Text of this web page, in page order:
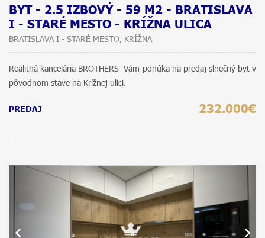
BYT - 2.5 IZBOVÝ - 59 M2 - BRATISLAVA
I - STARÉ MESTO - KRÍŽNA ULICA
BRATISLAVA I - STARÉ MESTO, KRÍŽNA
Realitná kancelária BROTHERS Vám ponúka na predaj slnečný byt v
pôvodnom stave na Krížnej ulici.
PREDAJ 232.000€